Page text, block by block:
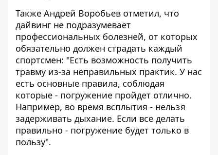
Также Андрей Воробьев отметил, что
дайвинг не подразумевает
профессиональных болезней, от которых
обязательно должен страдать каждый
спортсмен: "Есть возможность получить
травму из-за неправильных практик. У нас
есть основные правила, соблюдая
которые - погружение пройдет отлично.
Например, во время всплытия - нельзя
задерживать дыхание. Если все делать
правильно - погружение будет только в
пользу".